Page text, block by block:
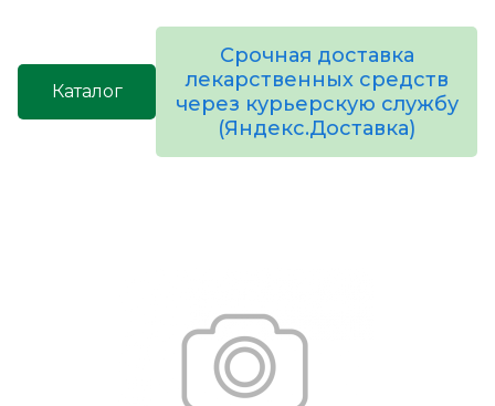
Каталог
Срочная доставка
лекарственных средств
через курьерскую службу
(Яндекс.Доставка)